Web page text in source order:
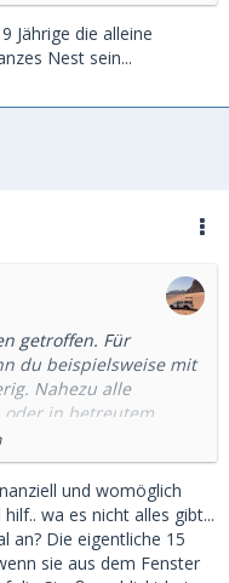
Jährige die alleine
Nest sein...
getroffen. Für
du beispielsweise mit
Nahezu alle
oder in betreutem
Eltern oder dem
tendenziell ist eine
Auch können sie
rechtfertigen.
und womöglich
wa es nicht alles gibt...
an? Die eigentliche 15
sie aus dem Fenster